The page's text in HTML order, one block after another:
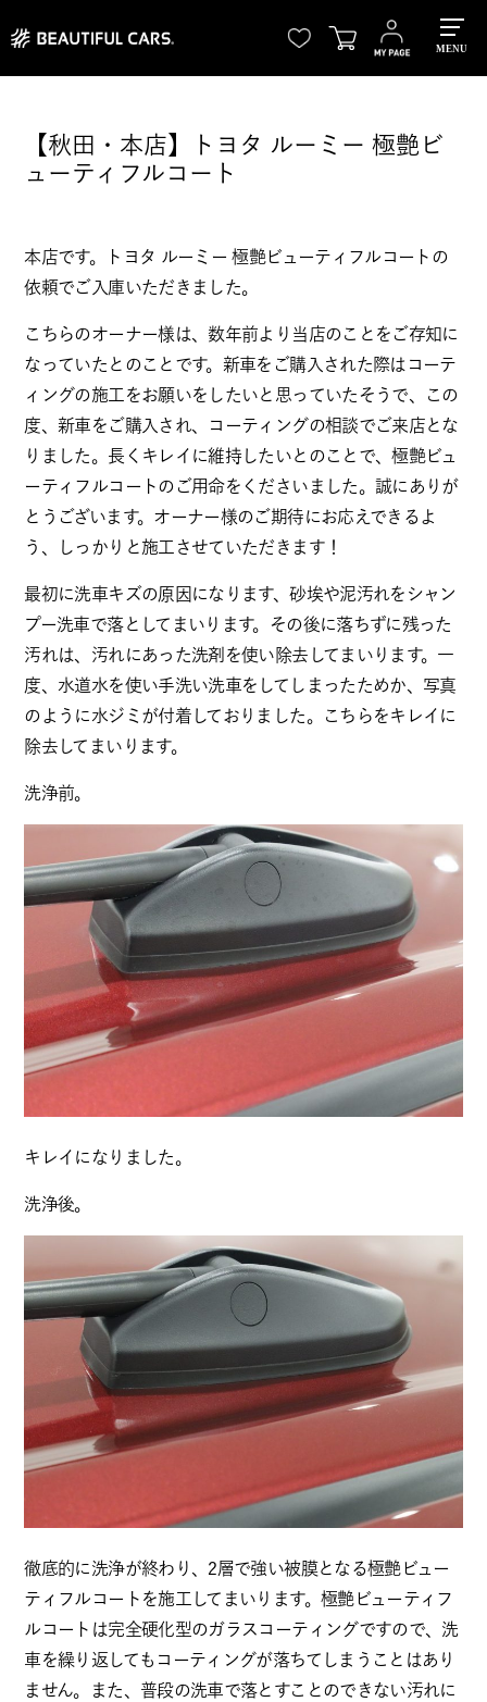
MENU
【秋田・本店】トヨタ ルーミー 極艶ビ
ューティフルコート
本店です。トヨタ ルーミー 極艶ビューティフルコートの
依頼でご入庫いただきました。
こちらのオーナー様は、数年前より当店のことをご存知に
なっていたとのことです。新車をご購入された際はコーテ
ィングの施工をお願いをしたいと思っていたそうで、この
度、新車をご購入され、コーティングの相談でご来店とな
りました。長くキレイに維持したいとのことで、極艶ビュ
ーティフルコートのご用命をくださいました。誠にありが
とうございます。オーナー様のご期待にお応えできるよ
う、しっかりと施工させていただきます！
最初に洗車キズの原因になります、砂埃や泥汚れをシャン
プー洗車で落としてまいります。その後に落ちずに残った
汚れは、汚れにあった洗剤を使い除去してまいります。一
度、水道水を使い手洗い洗車をしてしまったためか、写真
のように水ジミが付着しておりました。こちらをキレイに
除去してまいります。
洗浄前。
キレイになりました。
洗浄後。
徹底的に洗浄が終わり、2層で強い被膜となる極艶ビュー
ティフルコートを施工してまいります。極艶ビューティフ
ルコートは完全硬化型のガラスコーティングですので、洗
車を繰り返してもコーティングが落ちてしまうことはあり
ません。また、普段の洗車で落とすことのできない汚れに